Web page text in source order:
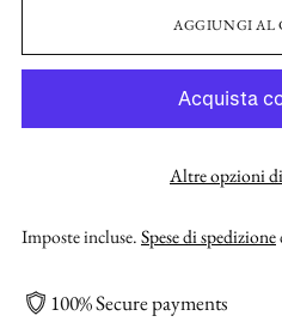
AGGIUNGI AL
Altre opzioni
Imposte incluse.Spese di spedizione
100% Secure payments